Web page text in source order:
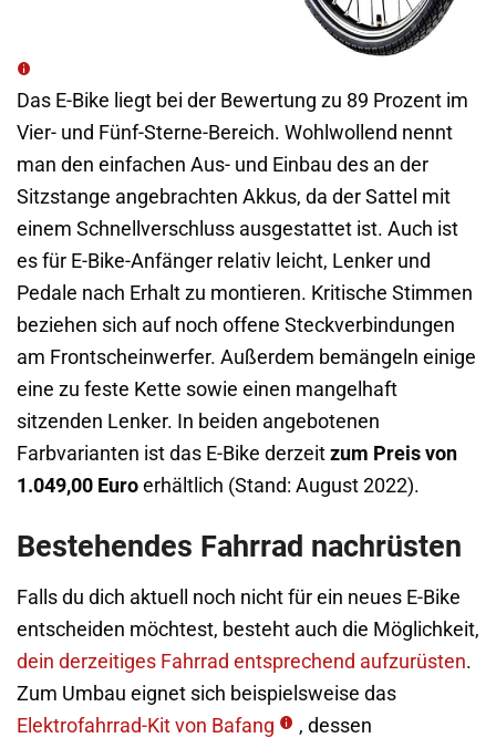
Das E-Bike liegt bei der Bewertung zu 89 Prozent im
Vier- und Fünf-Sterne-Bereich. Wohlwollend nennt
man den einfachen Aus- und Einbau des an der
Sitzstange angebrachten Akkus, da der Sattel mit
einem Schnellverschluss ausgestattet ist. Auch ist
es für E-Bike-Anfänger relativ leicht, Lenker und
Pedale nach Erhalt zu montieren. Kritische Stimmen
beziehen sich auf noch offene Steckverbindungen
am Frontscheinwerfer. Außerdem bemängeln einige
eine zu feste Kette sowie einen mangelhaft
sitzenden Lenker. In beiden angebotenen
Farbvarianten ist das E-Bike derzeit zum Preis von
1.049,00 Euro erhältlich (Stand: August 2022).
Bestehendes Fahrrad nachrüsten
Falls du dich aktuell noch nicht für ein neues E-Bike
entscheiden möchtest, besteht auch die Möglichkeit,
dein derzeitiges Fahrrad entsprechend aufzurüsten.
Zum Umbau eignet sich beispielsweise das
Elektrofahrrad-Kit von Bafang
, dessen